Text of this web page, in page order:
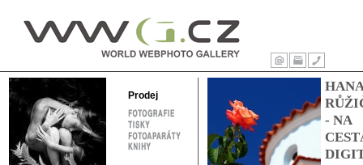
WWG – World
Webphoto
Gallery
ÚvodTisk Kontakty
Prodej
FOTOGRAFIE
TISKY
FOTOAPARÁTY
KNIHY
HANA
- NA